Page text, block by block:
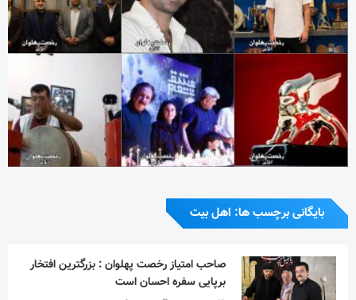
بایگانی برچسب ها: اهل بیت
صاحب امتیاز رخصت پهلوان : بزرگترین افتخار
برپایی سفره احسان است